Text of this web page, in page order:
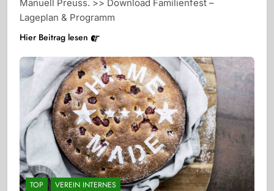
Manuell Preuss. >> Download Familienfest –
Lageplan & Programm
Hier Beitrag lesen
TOP VEREIN INTERNES